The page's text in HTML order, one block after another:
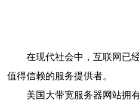
在现代社会中，互联网已
值得信赖的服务提供者。
美国大带宽服务器网站拥